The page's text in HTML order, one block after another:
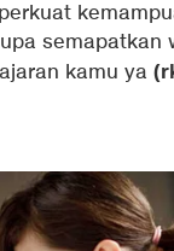
semapatkan
kamu ya